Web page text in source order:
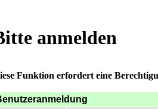
anmelden
Funktion erfordert eine